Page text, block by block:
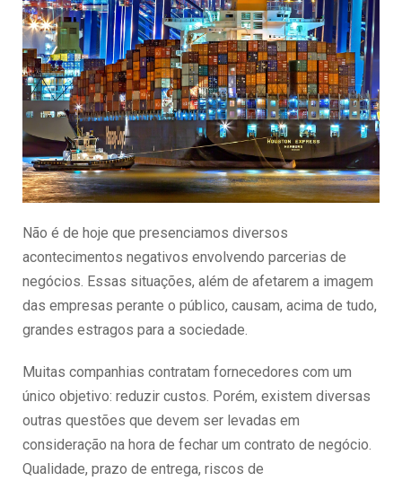
Não é de hoje que presenciamos diversos
acontecimentos negativos envolvendo parcerias de
negócios. Essas situações, além de afetarem a imagem
das empresas perante o público, causam, acima de tudo,
grandes estragos para a sociedade.
Muitas companhias contratam fornecedores com um
único objetivo: reduzir custos. Porém, existem diversas
outras questões que devem ser levadas em
consideração na hora de fechar um contrato de negócio.
Qualidade, prazo de entrega, riscos de